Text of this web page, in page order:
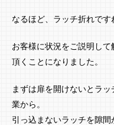
なるほど、ラッチ折れです
お客様に状況をご説明し
頂くことになりました。
まずは扉を開けないとラ
業から。
引っ込まないラッチを隙間